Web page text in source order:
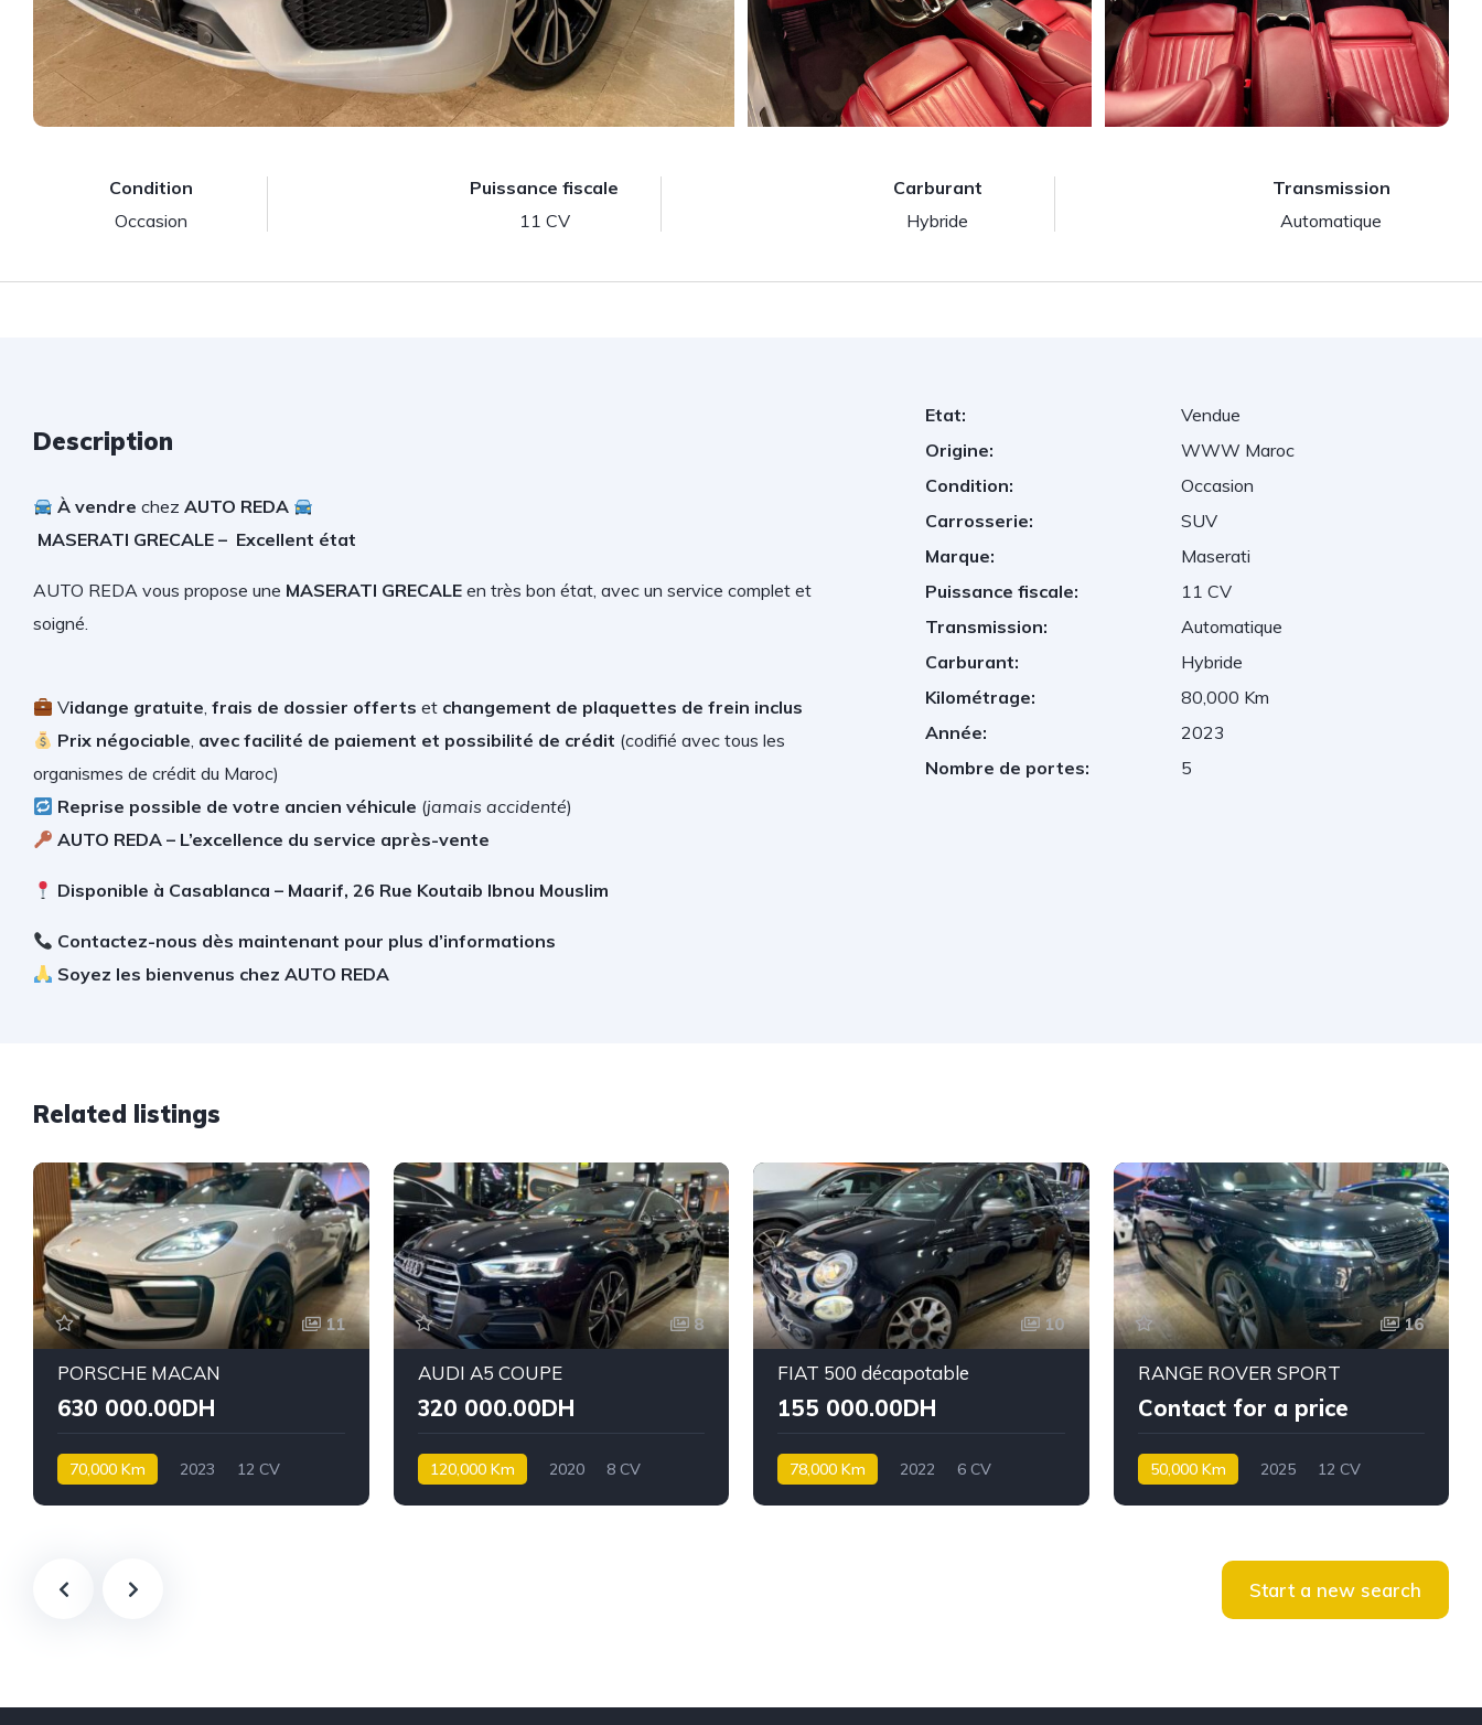
Condition
Occasion
Puissance fiscale
11 CV
Carburant
Hybride
Transmission
Automatique
Description
À vendre chez AUTO REDA
MASERATI GRECALE – Excellent état
AUTO REDA vous propose une MASERATI GRECALE en très bon état, avec un service complet et
soigné.
Vidange gratuite,frais de dossier offerts et changement de plaquettes de frein inclus
Prix négociable, avec facilité de paiement et possibilité de crédit (codifié avec tous les
organismes de crédit du Maroc)
Reprise possible de votre ancien véhicule (jamais accidenté)
AUTO REDA – L’excellence du service après-vente
Disponible à Casablanca – Maarif, 26 Rue Koutaib Ibnou Mouslim
Contactez-nous dès maintenant pour plus d’informations
Soyez les bienvenus chez AUTO REDA
Etat:
Vendue
Origine:
WWW Maroc
Condition:
Occasion
Carrosserie:
SUV
Marque:
Maserati
Puissance fiscale:
11 CV
Transmission:
Automatique
Carburant:
Hybride
Kilométrage:
80,000 Km
Année:
2023
Nombre de portes:
5
Related listings
11
PORSCHE MACAN
630 000.00DH
70,000 Km 2023
12 CV
8
AUDI A5 COUPE
320 000.00DH
120,000 Km 2020
8 CV
10
FIAT 500 décapotable
155 000.00DH
78,000 Km 2022
6 CV
16
RANGE ROVER SPORT
Contact for a price
50,000 Km 2025
12 CV
Start a new search